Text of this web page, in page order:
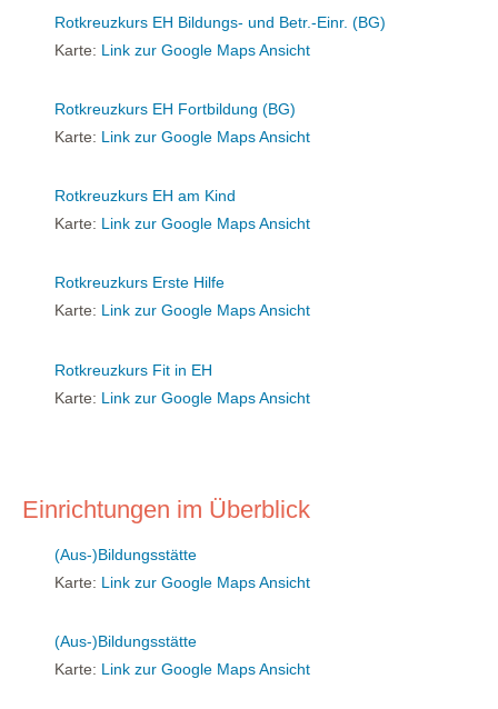
Rotkreuzkurs EH Bildungs- und Betr.-Einr. (BG)
Karte: Link zur Google Maps Ansicht
Rotkreuzkurs EH Fortbildung (BG)
Karte: Link zur Google Maps Ansicht
Rotkreuzkurs EH am Kind
Karte: Link zur Google Maps Ansicht
Rotkreuzkurs Erste Hilfe
Karte: Link zur Google Maps Ansicht
Rotkreuzkurs Fit in EH
Karte: Link zur Google Maps Ansicht
Einrichtungen im Überblick
(Aus-)Bildungsstätte
Karte: Link zur Google Maps Ansicht
(Aus-)Bildungsstätte
Karte: Link zur Google Maps Ansicht